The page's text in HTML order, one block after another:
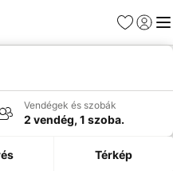
Kedvencek
Vendégek és szobák
2 vendég, 1 szoba.
Térkép